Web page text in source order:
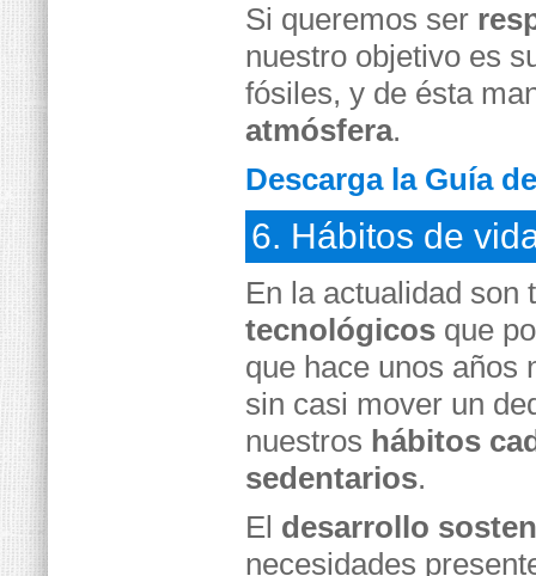
Si queremos ser
nuestro objetivo es
fósiles, y de ésta
atmósfera.
Descarga la Guía
6. Hábitos de
En la actualidad son
tecnológicos que
que hace unos años
sin casi mover un
nuestros hábitos
sedentarios.
El desarrollo
necesidades